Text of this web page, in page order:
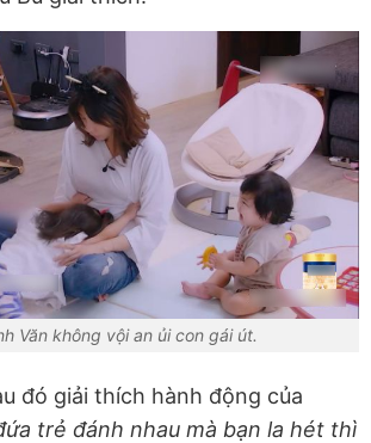
Văn không vội an ủi con gái út.
đó giải thích hành động của
trẻ đánh nhau mà bạn la hét thì